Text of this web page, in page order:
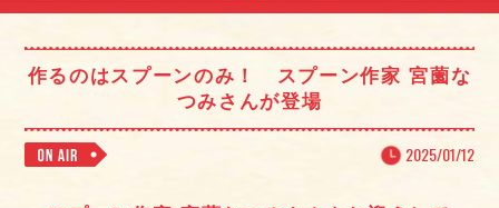
作るのはスプーンのみ！ スプーン作家 宮薗な
つみさんが登場
2025/01/12